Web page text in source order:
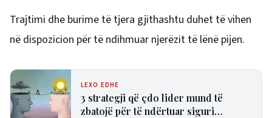
Trajtimi dhe burime të tjera gjithashtu duhet të vihen
në dispozicion për të ndihmuar njerëzit të lënë pijen.
LEXO EDHE
3 strategji që çdo lider mund të
zbatojë për të ndërtuar siguri